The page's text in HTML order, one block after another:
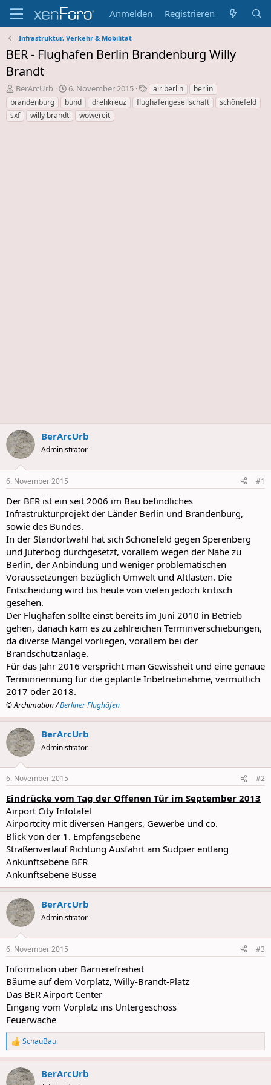
Anmelden Registrieren
Infrastruktur, Verkehr & Mobilität
BER - Flughafen Berlin Brandenburg Willy
Brandt
E
r
s
t
BerArcUrb
E
r
s
t
6. November 2015
S
c
h
air berlin
berlin
brandenburg
bund drehkreuz flughafengesellschaft
schönefeld
sxf
willy brandt wowereit
BerArcUrb
Administrator
6. November 2015 #1
Der BER ist ein seit 2006 im Bau befindliches
Infrastrukturprojekt der Länder Berlin und Brandenburg,
sowie des Bundes.
In der Standortwahl hat sich Schönefeld gegen Sperenberg
und Jüterbog durchgesetzt, vorallem wegen der Nähe zu
Berlin, der Anbindung und weniger problematischen
Voraussetzungen bezüglich Umwelt und Altlasten. Die
Entscheidung wird bis heute von vielen jedoch kritisch
gesehen.
Der Flughafen sollte einst bereits im Juni 2010 in Betrieb
gehen, danach kam es zu zahlreichen Terminverschiebungen,
da diverse Mängel vorliegen, vorallem bei der
Brandschutzanlage.
Für das Jahr 2016 verspricht man Gewissheit und eine genaue
Terminnennung für die geplante Inbetriebnahme, vermutlich
2017 oder 2018.
© Archimation /Berliner Flughäfen
BerArcUrb
Administrator
6. November 2015 #2
Eindrücke vom Tag der Offenen Tür im September 2013
Airport City Infotafel
Airportcity mit diversen Hangers, Gewerbe und co.
Blick von der 1. Empfangsebene
Straßenverlauf Richtung Ausfahrt am Südpier entlang
Ankunftsebene BER
Ankunftsebene Busse
BerArcUrb
Administrator
6. November 2015 #3
Information über Barrierefreiheit
Bäume auf dem Vorplatz, Willy-Brandt-Platz
Das BER Airport Center
Eingang vom Vorplatz ins Untergeschoss
Feuerwache
R
e
a
c
SchauBau
BerArcUrb